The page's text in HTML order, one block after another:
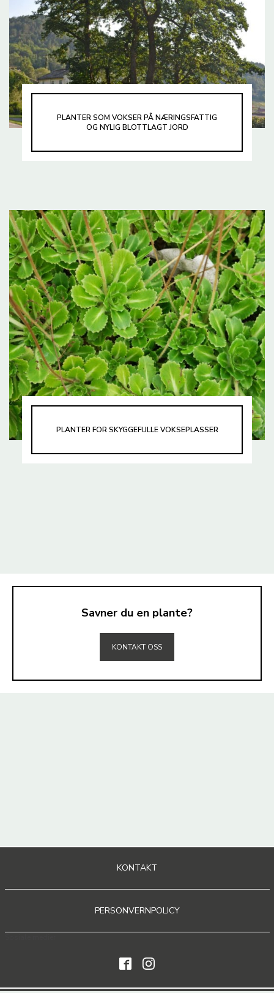
PLANTER SOM VOKSER PÅ NÆRINGSFATTIG
OG NYLIG BLOTTLAGT JORD
PLANTER FOR SKYGGEFULLE VOKSEPLASSER
Savner du en plante?
KONTAKT OSS
KONTAKT
PERSONVERNPOLICY